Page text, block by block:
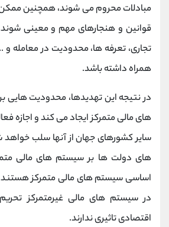
مبادلات محروم می شوند، همچنین
قوانین و هنجارهای مهم و معینی
تجاری، تعرفه ها، محدودیت در معامله و
همراه داشته باشد.
در نتیجه این تهدیدها، محدودیت هایی
های مالی متمرکز ایجاد می کند و اجازه
سایر کشورهای جهان از آنها سلب خواهد
های دولت ها بر سیستم های مالی
اساسی سیستم های مالی متمرکز
در سیستم های مالی غیرمتمرکز
اقتصادی تاثیری ندارند.